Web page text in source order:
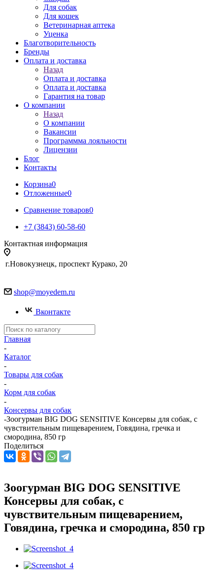
Для собак
Для кошек
Ветеринарная аптека
Уценка
Благотворительность
Бренды
Оплата и доставка
Назад
Оплата и доставка
Оплата и доставка
Гарантия на товар
О компании
Назад
О компании
Вакансии
Программма лояльности
Лицензии
Блог
Контакты
Корзина0
Отложенные0
Сравнение товаров0
+7 (3843) 60-58-60
Контактная информация
г.Новокузнецк, проспект Курако, 20
shop@moyedem.ru
Вконтакте
Главная
-
Каталог
-
Товары для собак
-
Корм для собак
-
Консервы для собак
-Зоогурман BIG DOG SENSITIVE Консервы для собак, с
чувствительным пищеварением, Говядина, гречка и
смородина, 850 гр
Поделиться
Зоогурман BIG DOG SENSITIVE
Консервы для собак, с
чувствительным пищеварением,
Говядина, гречка и смородина, 850 гр